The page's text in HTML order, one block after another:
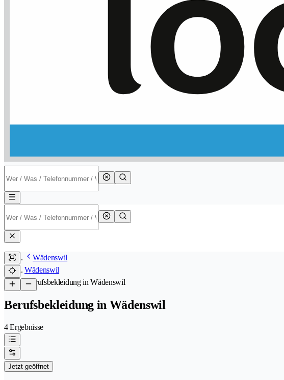
Wädenswil
Wädenswil
/Berufsbekleidung in Wädenswil
Berufsbekleidung in Wädenswil
4 Ergebnisse
Jetzt geöffnet